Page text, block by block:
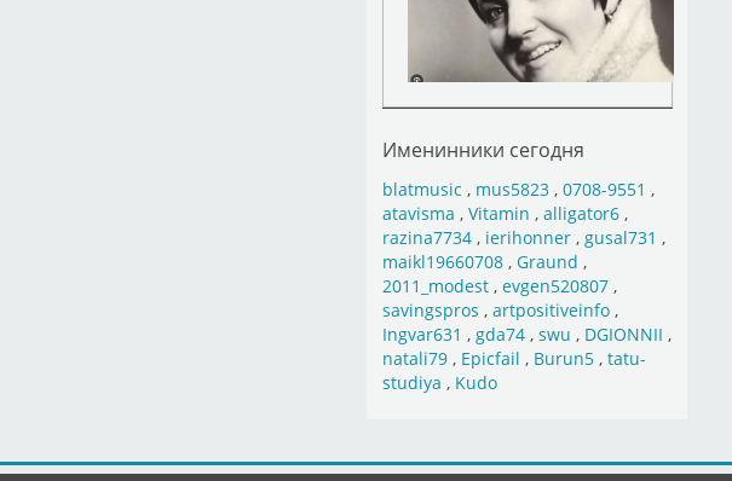
Именинники сегодня
blatmusic , mus5823, 0708-9551 ,
atavisma , Vitamin , alligator6,
razina7734, ierihonner, gusal731 ,
maikl19660708, Graund ,
2011_modest, evgen520807,
savingspros , artpositiveinfo,
Ingvar631 , gda74, swu , DGIONNII ,
natali79, Epicfail , Burun5, tatu-
studiya , Kudo